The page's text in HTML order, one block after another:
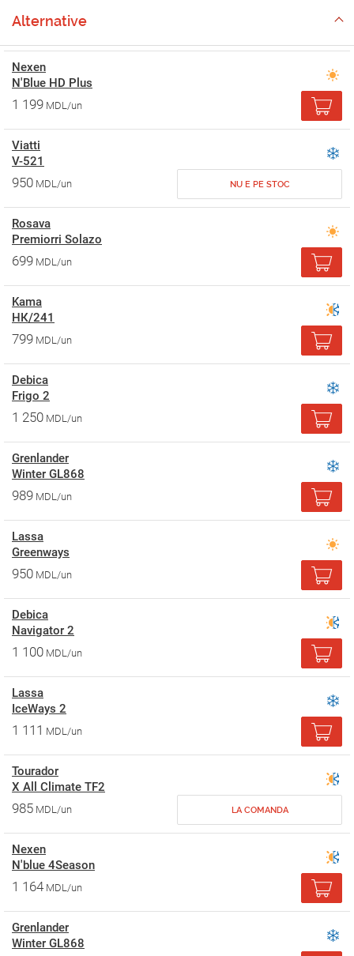
Alternative
Nexen
N'Blue HD Plus
1 199 MDL/un
Viatti
V-521
950 MDL/un NU E PE STOC
Rosava
Premiorri Solazo
699 MDL/un
Kama
НК/241
799 MDL/un
Debica
Frigo 2
1 250 MDL/un
Grenlander
Winter GL868
989 MDL/un
Lassa
Greenways
950 MDL/un
Debica
Navigator 2
1 100 MDL/un
Lassa
IceWays 2
1 111 MDL/un
Tourador
X All Climate TF2
985 MDL/un LA COMANDA
Nexen
N'blue 4Season
1 164 MDL/un
Grenlander
Winter GL868